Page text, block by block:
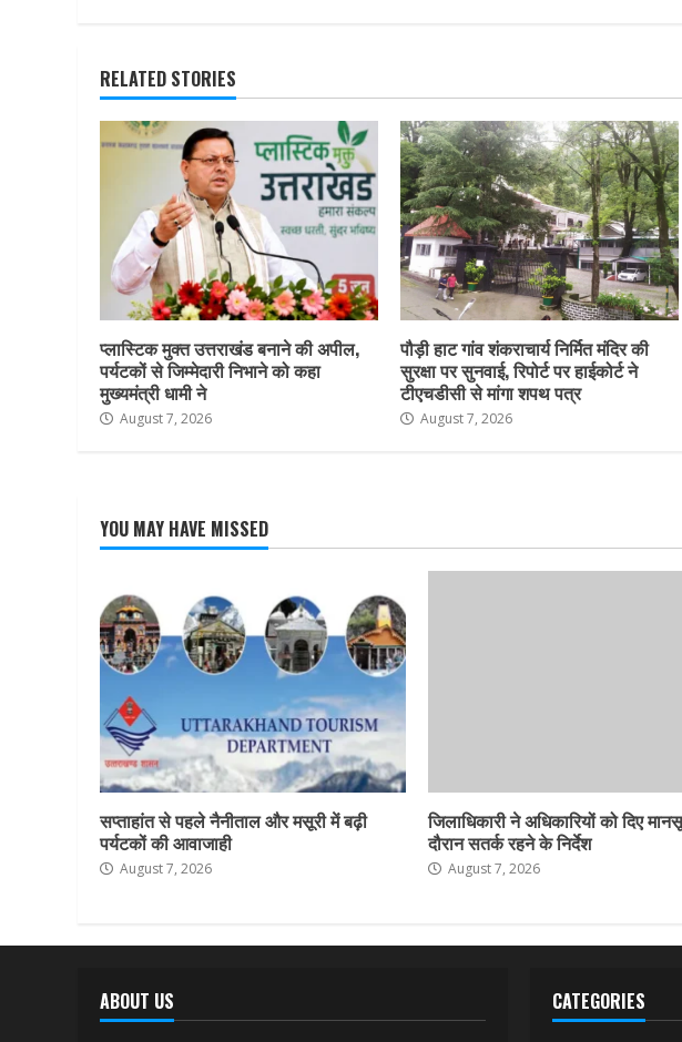
RELATED STORIES
प्लास्टिक मुक्त उत्तराखंड बनाने की अपील,
पर्यटकों से जिम्मेदारी निभाने को कहा
मुख्यमंत्री धामी ने
August 7, 2026
पौड़ी हाट गांव शंकराचार्य निर्मित मंदिर की
सुरक्षा पर सुनवाई, रिपोर्ट पर हाईकोर्ट ने
टीएचडीसी से मांगा शपथ पत्र
August 7, 2026
YOU MAY HAVE MISSED
सप्ताहांत से पहले नैनीताल और मसूरी में बढ़ी
पर्यटकों की आवाजाही
August 7, 2026
जिलाधिकारी ने अधिकारियों को दिए
दौरान सतर्क रहने के निर्देश
August 7, 2026
ABOUT US CATEGORIES